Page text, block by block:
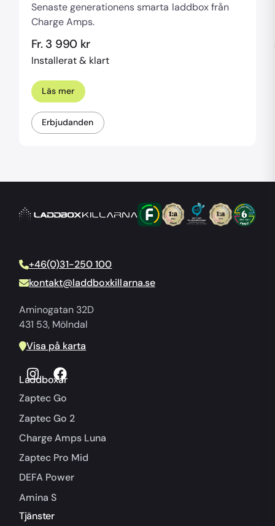
Senaste generationens smarta laddbox från
Charge Amps.
Fr. 3 990 kr
Installerat & klart
Läs mer
Erbjudanden
+46(0)31-250 100
kontakt@laddboxkillarna.se
Aminogatan 32D
431 53, Mölndal
Visa på karta
Laddboxar
Zaptec Go
Zaptec Go 2
Charge Amps Luna
Zaptec Pro Mid
DEFA Power
Amina S
Tjänster